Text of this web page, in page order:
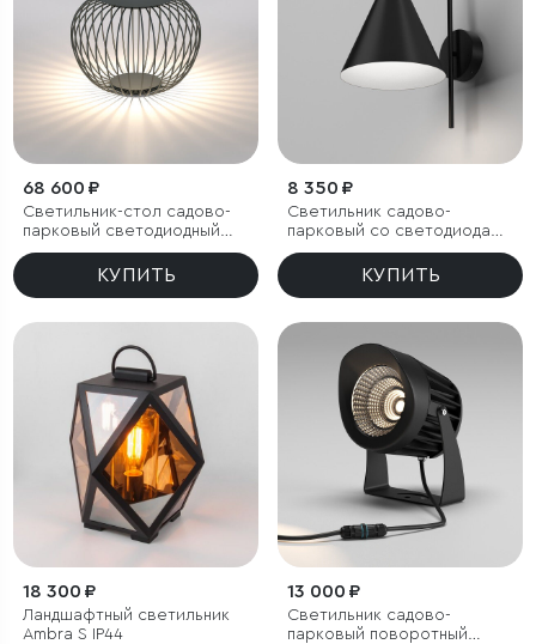
68 600 ₽
Светильник-стол садово-
парковый светодиодный
Firenze черный
КУПИТЬ
8 350 ₽
Светильник садово-
парковый со светодиодами
Bevel
КУПИТЬ
18 300 ₽
Ландшафтный светильник
Ambra S IP44
13 000 ₽
Светильник садово-
парковый поворотный